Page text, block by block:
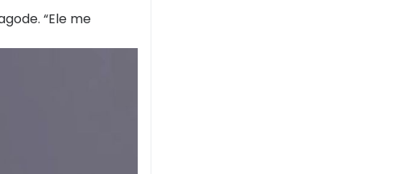
“Ele me